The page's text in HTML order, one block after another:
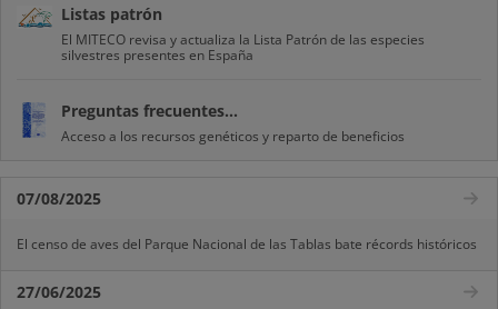
Listas patrón
El MITECO revisa y actualiza la Lista Patrón de las especies
silvestres presentes en España
Preguntas frecuentes...
Acceso a los recursos genéticos y reparto de beneficios
07/08/2025
El censo de aves del Parque Nacional de las Tablas bate récords históricos
27/06/2025